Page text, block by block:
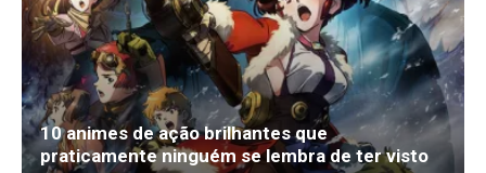
10 animes de ação brilhantes que
praticamente ninguém se lembra de ter visto